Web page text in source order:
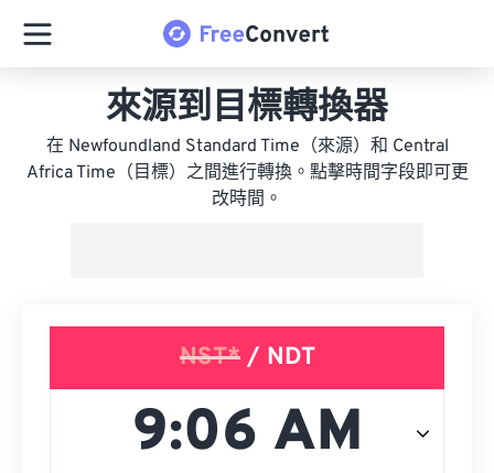
來源到目標轉換器
在 Newfoundland Standard Time（來源）和 Central
Africa Time（目標）之間進行轉換。點擊時間字段即可更
改時間。
NST*/ NDT